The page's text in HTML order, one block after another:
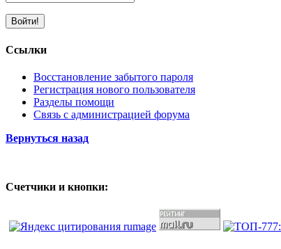
Ссылки
Восстановление забытого пароля
Регистрация нового пользователя
Разделы помощи
Связь с администрацией форума
Вернуться назад
Счетчики и кнопки: